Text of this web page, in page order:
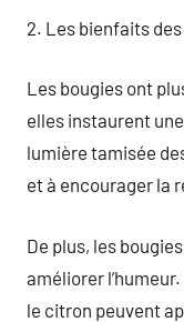
2. Les bienfaits
Les bougies ont
elles instaurent
lumière tamisée
et à encourager la
De plus, les
améliorer
le citron peuvent